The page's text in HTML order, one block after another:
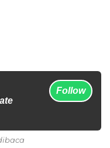
Follow